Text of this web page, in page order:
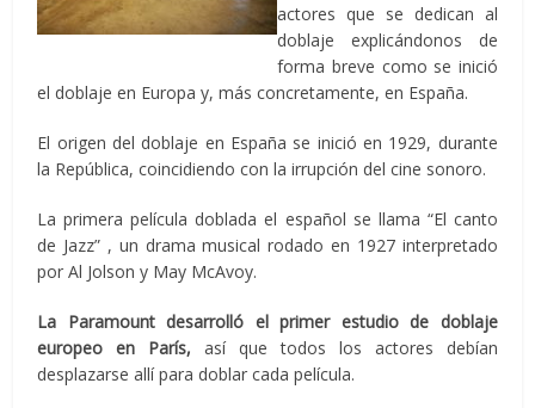
actores que se dedican al
doblaje explicándonos de
forma breve como se inició
el doblaje en Europa y, más concretamente, en España.
El origen del doblaje en España se inició en 1929, durante
la República, coincidiendo con la irrupción del cine sonoro.
La primera película doblada el español se llama “El canto
de Jazz” , un drama musical rodado en 1927 interpretado
por Al Jolson y May McAvoy.
La Paramount desarrolló el primer estudio de doblaje
europeo en París, así que todos los actores debían
desplazarse allí para doblar cada película.